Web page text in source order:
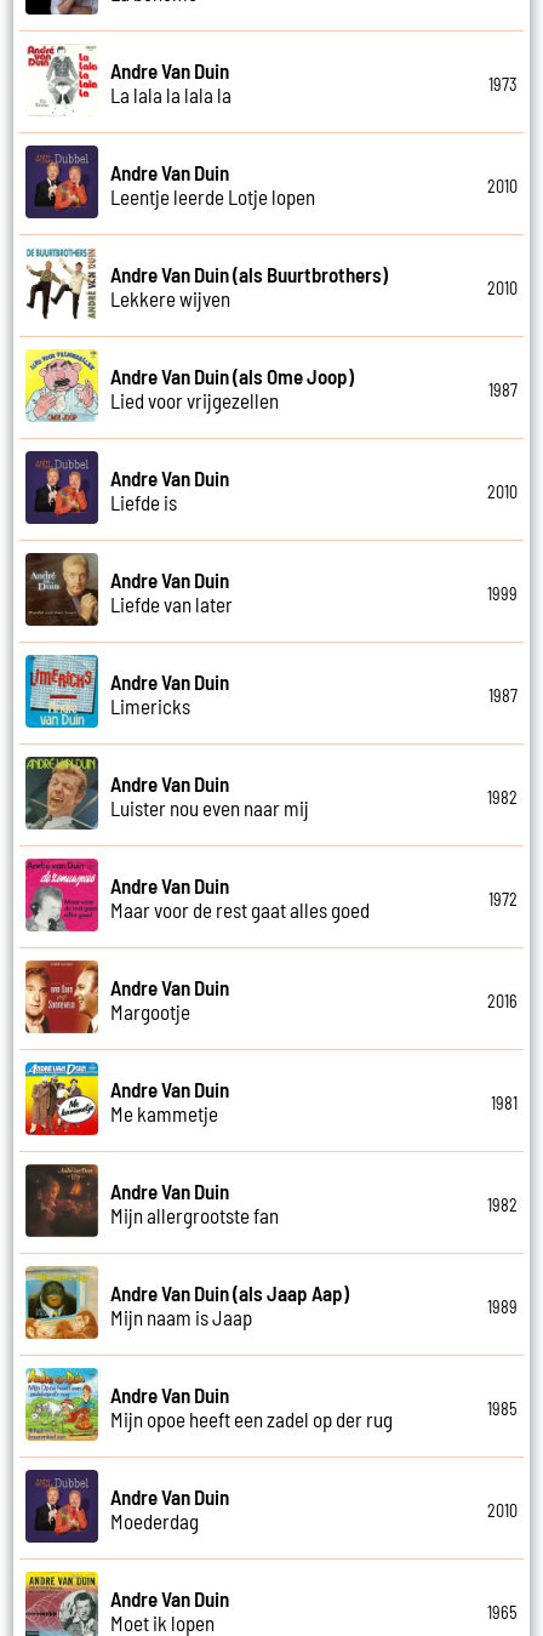
Andre Van Duin
La lala la lala la
1973
Andre Van Duin
Leentje leerde Lotje lopen
2010
Andre Van Duin (als Buurtbrothers)
Lekkere wijven
2010
Andre Van Duin (als Ome Joop)
Lied voor vrijgezellen
1987
Andre Van Duin
Liefde is
2010
Andre Van Duin
Liefde van later
1999
Andre Van Duin
Limericks
1987
Andre Van Duin
Luister nou even naar mij
1982
Andre Van Duin
Maar voor de rest gaat alles goed
1972
Andre Van Duin
Margootje
2016
Andre Van Duin
Me kammetje
1981
Andre Van Duin
Mijn allergrootste fan
1982
Andre Van Duin (als Jaap Aap)
Mijn naam is Jaap
1989
Andre Van Duin
Mijn opoe heeft een zadel op der rug
1985
Andre Van Duin
Moederdag
2010
Andre Van Duin
Moet ik lopen
1965